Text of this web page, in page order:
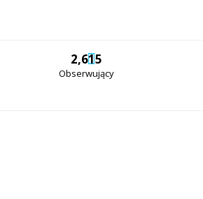
2,615
Obserwujący